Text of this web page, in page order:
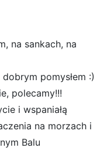
na sankach, na
pomysłem :)
polecamy!!!
i wspaniałą
na morzach i
Balu